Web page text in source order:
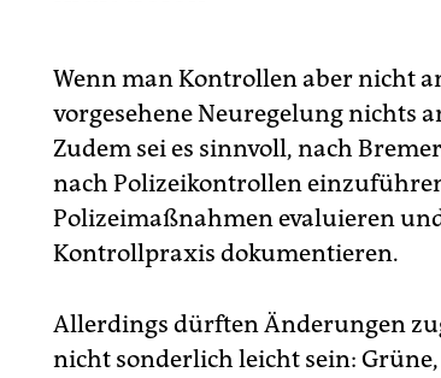
Wenn man Kontrollen aber nicht
vorgesehene Neuregelung nichts
Zudem sei es sinnvoll, nach
nach Polizeikontrollen
Polizeimaßnahmen evaluieren
Kontrollpraxis dokumentieren.
Allerdings dürften Änderungen
nicht sonderlich leicht sein: